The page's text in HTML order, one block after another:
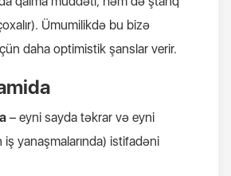
Ümumilikdə bu bizə
daha optimistik şanslar verir.
– eyni sayda təkrar və eyni
yanaşmalarında) istifadəni